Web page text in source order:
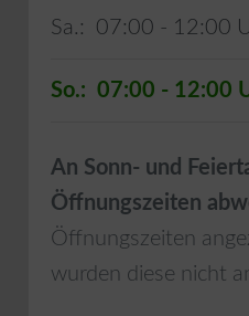
Sa.: 07:00 - 12:00
So.: 07:00 - 12:00
An Sonn- und
Öffnungszeiten
Öffnungszeiten
wurden diese nicht